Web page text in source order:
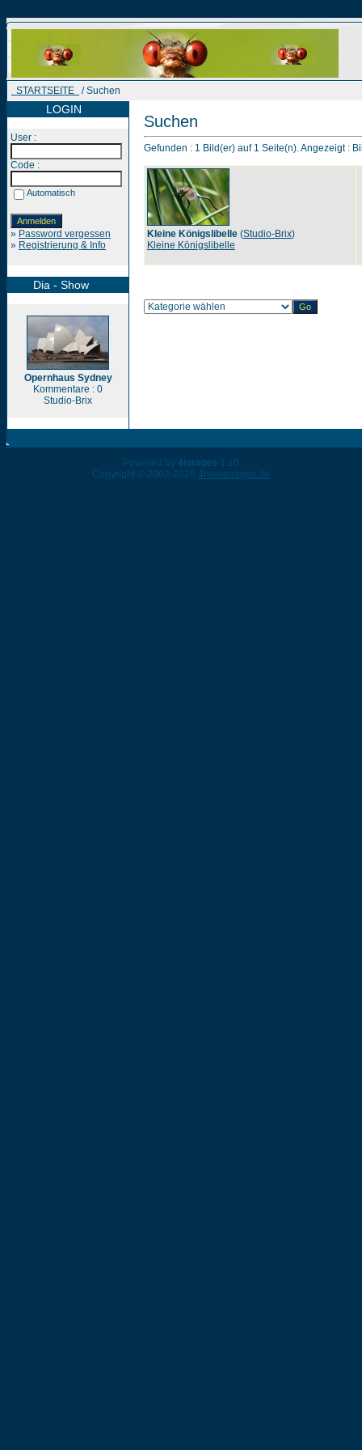
STARTSEITE / Suchen
LOGIN
User :
Code :
Automatisch
» Password vergessen
» Registrierung & Info
Dia - Show
Opernhaus Sydney
Kommentare : 0
Studio-Brix
Suchen
Gefunden : 1 Bild(er) auf 1 Seite(n). Angezeigt :
Kleine Königslibelle (Studio-Brix)
Kleine Königslibelle
Powered by 4images 1.10
Copyright © 2002-2026 4homepages.de